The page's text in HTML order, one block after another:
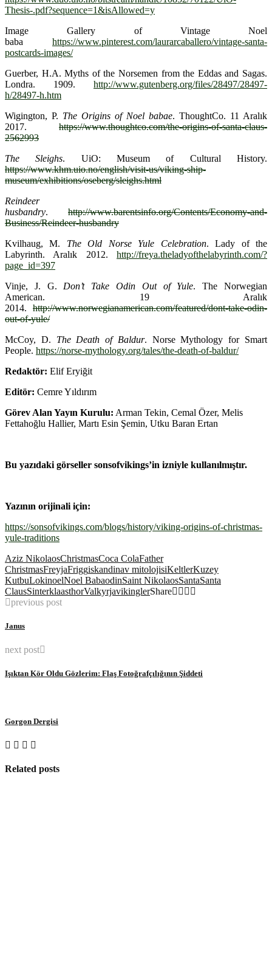
Thesis-.pdf?sequence=1&isAllowed=y
Image Gallery of Vintage Noel
baba https://www.pinterest.com/laurarcaballero/vintage-santa-
postcards-images/
Guerber, H.A. Myths of the Norsemen from the Eddas and Sagas.
Londra. 1909. http://www.gutenberg.org/files/28497/28497-
h/28497-h.htm
Wigington, P. The Origins of Noel babae. ThoughtCo. 11 Aralık
2017. https://www.thoughtco.com/the-origins-of-santa-claus-
2562993
The Sleighs. UiO: Museum of Cultural History.
https://www.khm.uio.no/english/visit-us/viking-ship-
museum/exhibitions/oseberg/sleighs.html
Reindeer
husbandry. http://www.barentsinfo.org/Contents/Economy-and-
Business/Reindeer-husbandry
Kvilhaug, M. The Old Norse Yule Celebration. Lady of the
Labyrinth. Aralık 2012. http://freya.theladyofthelabyrinth.com/?
page_id=397
Vinje, J. G. Don’t Take Odin Out of Yule. The Norwegian
American. 19 Aralık
2014. http://www.norwegianamerican.com/featured/dont-take-odin-
out-of-yule/
McCoy, D. The Death of Baldur. Norse Mythology for Smart
People. https://norse-mythology.org/tales/the-death-of-baldur/
Redaktör: Elif Eryiğit
Editör: Cemre Yıldırım
Görev Alan Yayın Kurulu: Arman Tekin, Cemal Özer, Melis
Fettahoğlu Hallier, Martı Esin Şemin, Utku Baran Ertan
Bu yazıdaki görseller sonsofvikings’in izniyle kullanılmıştır.
Yazının orijinali için:
https://sonsofvikings.com/blogs/history/viking-origins-of-christmas-
yule-traditions
Aziz NikolaosChristmasCoca ColaFather
ChristmasFreyjaFriggiskandinav mitolojisiKeltlerKuzey
KutbuLokinoelNoel BabaodinSaint NikolaosSantaSanta
ClausSinterklaasthorValkyrjavikinglerShare
previous post
Janus
next post
Işıktan Kör Oldu Gözlerim: Flaş Fotoğrafçılığının Şiddeti
Gorgon Dergisi
Related posts